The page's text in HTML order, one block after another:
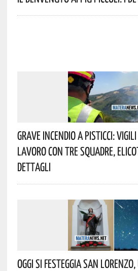
Grave Incendio A Pisticci:
Lavoro Con Tre Squadre,
Dettagli
Oggi Si Festeggia San